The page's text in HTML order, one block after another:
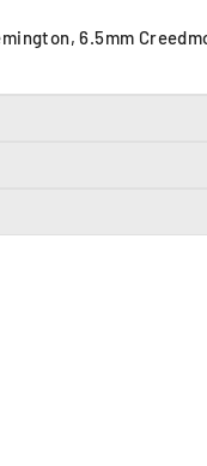
6.5mm